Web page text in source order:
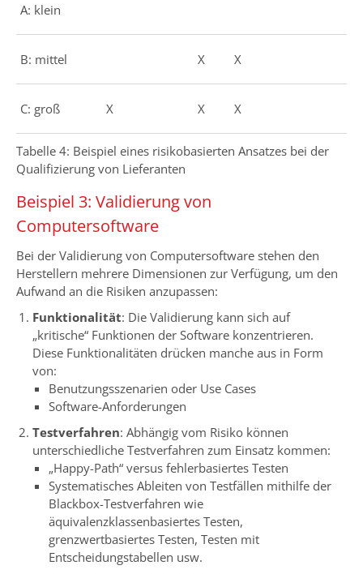
A: klein
B: mittel X X
C: groß X X X
Tabelle 4: Beispiel eines risikobasierten Ansatzes bei der
Qualifizierung von Lieferanten
Beispiel 3: Validierung von
Computersoftware
Bei der Validierung von Computersoftware stehen den
Herstellern mehrere Dimensionen zur Verfügung, um den
Aufwand an die Risiken anzupassen:
Funktionalität: Die Validierung kann sich auf
„kritische“ Funktionen der Software konzentrieren.
Diese Funktionalitäten drücken manche aus in Form
von:
Benutzungsszenarien oder Use Cases
Software-Anforderungen
Testverfahren: Abhängig vom Risiko können
unterschiedliche Testverfahren zum Einsatz kommen:
„Happy-Path“ versus fehlerbasiertes Testen
Systematisches Ableiten von Testfällen mithilfe der
Blackbox-Testverfahren wie
äquivalenzklassenbasiertes Testen,
grenzwertbasiertes Testen, Testen mit
Entscheidungstabellen usw.